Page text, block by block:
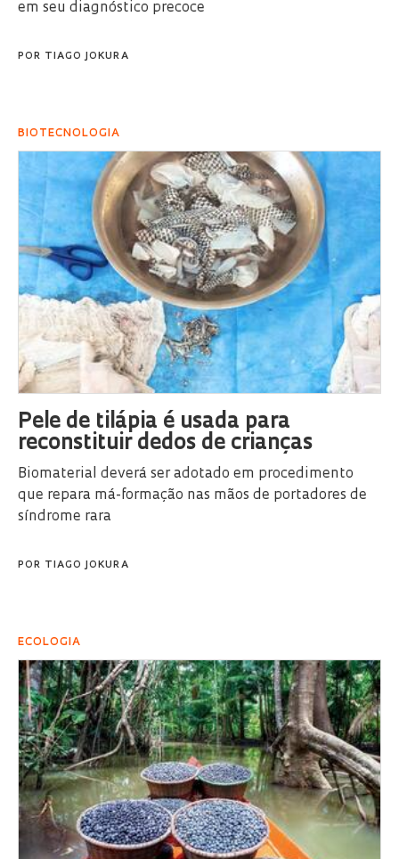
em seu diagnóstico precoce
POR TIAGO JOKURA
BIOTECNOLOGIA
Pele de tilápia é usada para
reconstituir dedos de crianças
Biomaterial deverá ser adotado em procedimento
que repara má-formação nas mãos de portadores de
síndrome rara
POR TIAGO JOKURA
ECOLOGIA